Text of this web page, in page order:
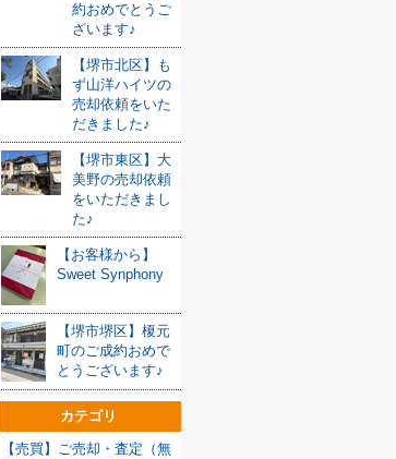
約おめでとうご
ざいます♪
【堺市北区】も
ず山洋ハイツの
売却依頼をいた
だきました♪
【堺市東区】大
美野の売却依頼
をいただきまし
た♪
【お客様から】
Sweet Synphony
【堺市堺区】榎元
町のご成約おめで
とうございます♪
カテゴリ
【売買】ご売却・査定（無